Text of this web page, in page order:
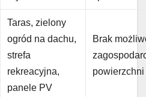
Taras, zielony
ogród na dachu,
strefa
rekreacyjna,
panele PV
Brak